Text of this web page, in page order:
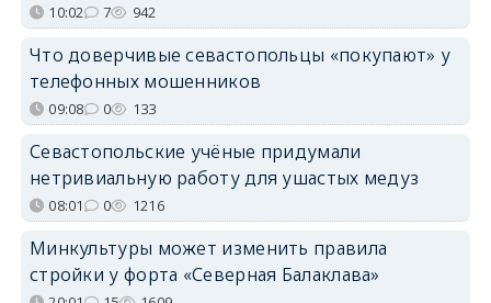
10:02 7 942
Что доверчивые севастопольцы «покупают» у
телефонных мошенников
09:08 0 133
Севастопольские учёные придумали
нетривиальную работу для ушастых медуз
08:01 0 1216
Минкультуры может изменить правила
стройки у форта «Северная Балаклава»